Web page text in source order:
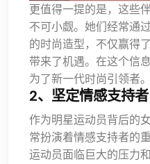
更值得一提的是，这些
不可小觑。她们经常通
的时尚造型，不仅赢得
带来了机遇。在这个信
为了新一代时尚引领者。
2、坚定情感支持者
作为明星运动员背后的
常扮演着情感支持者的
运动员面临巨大的压力